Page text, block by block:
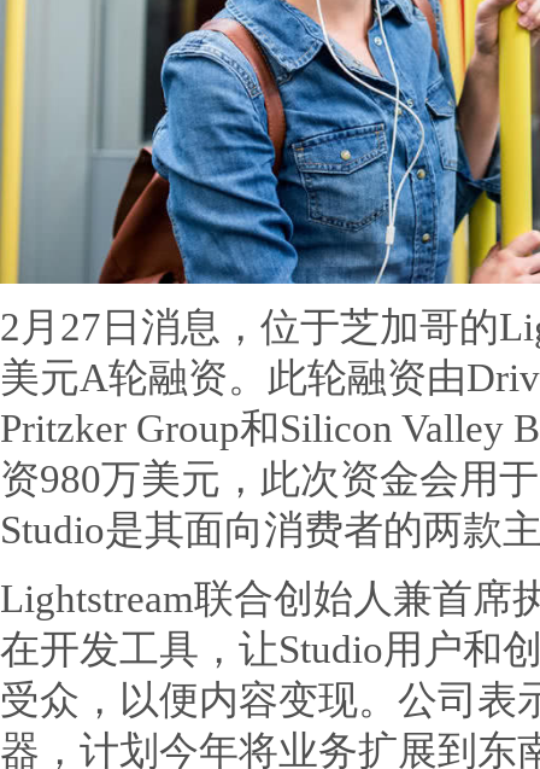
2月27日消息，位于芝加哥的
美元A轮融资。此轮融资由
Pritzker Group和Silicon Valley
资980万美元，此次资金会用
Studio是其面向消费者的两款
Lightstream联合创始人兼首席
在开发工具，让Studio用户和
受众，以便内容变现。公司表
器，计划今年将业务扩展到东